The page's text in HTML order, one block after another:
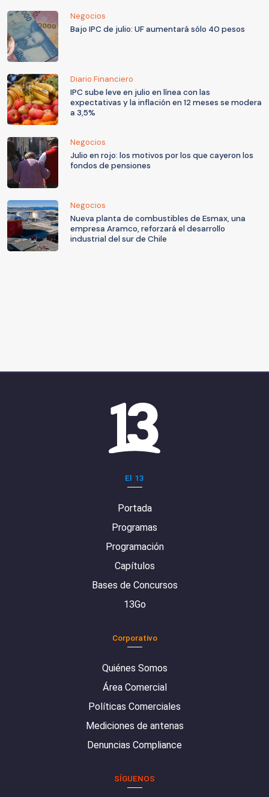
Negocios
Bajo IPC de julio: UF aumentará sólo 40 pesos
Diario Financiero
IPC sube leve en julio en línea con las
expectativas y la inflación en 12 meses se modera
a 3,5%
Negocios
Julio en rojo: los motivos por los que cayeron los
fondos de pensiones
Negocios
Nueva planta de combustibles de Esmax, una
empresa Aramco, reforzará el desarrollo
industrial del sur de Chile
El 13
Portada
Programas
Programación
Capítulos
Bases de Concursos
13Go
Corporativo
Quiénes Somos
Área Comercial
Políticas Comerciales
Mediciones de antenas
Denuncias Compliance
SÍGUENOS